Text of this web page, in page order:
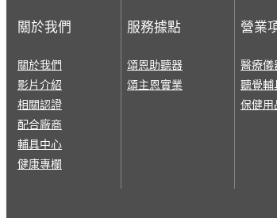
關於我們
關於我們
影片介紹
相關認證
配合廠商
輔具中心
健康專欄
服務據點
頌恩助聽器
頌主恩實業
營業
醫療儀
聽覺輔
保健用